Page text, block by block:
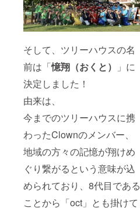
そして、ツリーハウスの名
前は「憶翔（おくと）
」に
決定しました！
由来は、
今までのツリーハウスに携
わったClownのメンバー、
地域の方々の記憶が翔けめ
ぐり繋がるという意味が込
められており、8代目である
ことから「oct」とも掛けて